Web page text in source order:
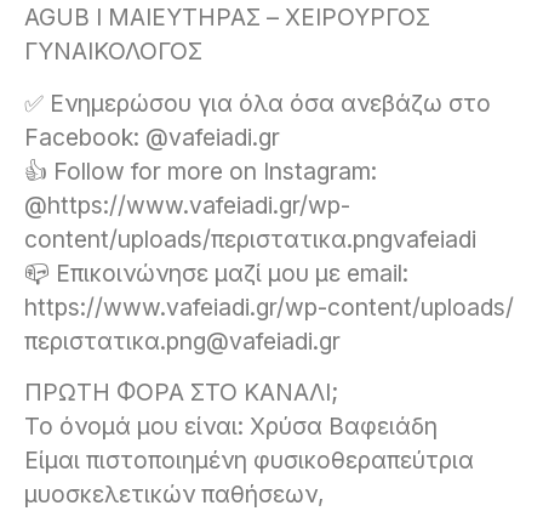
AGUB I ΜΑΙΕΥΤΗΡΑΣ – ΧΕΙΡΟΥΡΓΟΣ
ΓΥΝΑΙΚΟΛΟΓΟΣ
✅ Ενημερώσου για όλα όσα ανεβάζω στο
Facebook: @vafeiadi.gr
👍 Follow for more on Instagram:
@https://www.vafeiadi.gr/wp-
content/uploads/περιστατικα.pngvafeiadi
📪 Επικοινώνησε μαζί μου με email:
https://www.vafeiadi.gr/wp-content/uploads/
περιστατικα.png@vafeiadi.gr
ΠΡΩΤΗ ΦΟΡΑ ΣΤΟ ΚΑΝΑΛΙ;
Το όνομά μου είναι: Χρύσα Βαφειάδη
Είμαι πιστοποιημένη φυσικοθεραπεύτρια
μυοσκελετικών παθήσεων,